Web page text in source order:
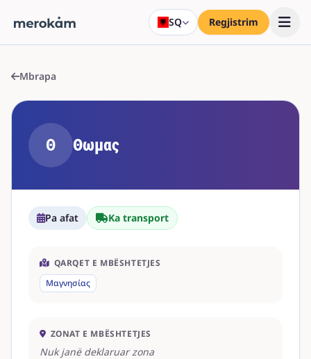
SQ Regjistrim
Mbrapa
Θ Θωμας
Pa afat Ka transport
QARQET E MBËSHTETJES
Μαγνησίας
ZONAT E MBËSHTETJES
Nuk janë deklaruar zona